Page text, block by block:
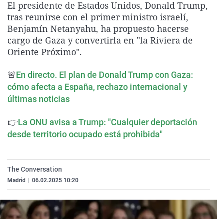
La rosa de los vientos
Gente viajera
Como el perro y el
Caso
Retornados
Equipo de
Extremadura
Galicia
La Rioja
País Vasco
Virales
Televisión
Elecciones
El presidente de Estados Unidos, Donald Trump,
tras reunirse con el primer ministro israelí,
Benjamín Netanyahu, ha propuesto hacerse
cargo de Gaza y convertirla en "la Riviera de
Oriente Próximo".
🚨En directo. El plan de Donald Trump con Gaza:
cómo afecta a España, rechazo internacional y
últimas noticias
👉La ONU avisa a Trump: "Cualquier deportación
desde territorio ocupado está prohibida"
The Conversation
Madrid 06.02.2025 10:20